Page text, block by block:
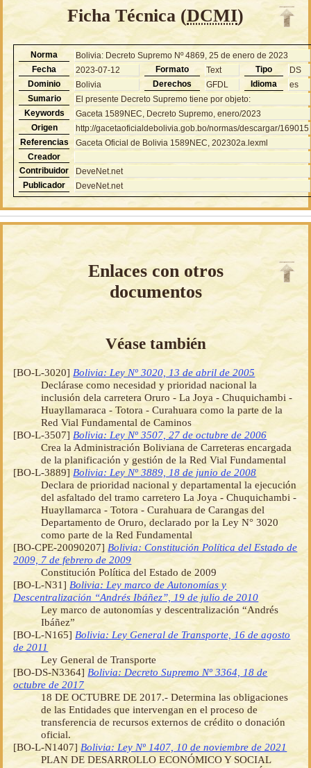
Ficha Técnica (DCMI)
Norma
Bolivia: Decreto Supremo Nº 4869, 25 de enero de 2023
Fecha
2023-07-12 Formato Text Tipo
DS
Dominio
Bolivia Derechos GFDL Idioma
es
Sumario
El presente Decreto Supremo tiene por objeto:
Keywords
Gaceta 1589NEC, Decreto Supremo, enero/2023
Origen
http://gacetaoficialdebolivia.gob.bo/normas/descargar/169015
Referencias
Gaceta Oficial de Bolivia 1589NEC, 202302a.lexml
Creador
Contribuidor
DeveNet.net
Publicador
DeveNet.net
Enlaces con otros
documentos
Véase también
[BO-L-3020] Bolivia: Ley Nº 3020, 13 de abril de 2005
Declárase como necesidad y prioridad nacional la
inclusión dela carretera Oruro - La Joya - Chuquichambi -
Huayllamaraca - Totora - Curahuara como la parte de la
Red Vial Fundamental de Caminos
[BO-L-3507] Bolivia: Ley Nº 3507, 27 de octubre de 2006
Crea la Administración Boliviana de Carreteras encargada
de la planificación y gestión de la Red Vial Fundamental
[BO-L-3889] Bolivia: Ley Nº 3889, 18 de junio de 2008
Declara de prioridad nacional y departamental la ejecución
del asfaltado del tramo carretero La Joya - Chuquichambi -
Huayllamarca - Totora - Curahuara de Carangas del
Departamento de Oruro, declarado por la Ley N° 3020
como parte de la Red Fundamental
[BO-CPE-20090207] Bolivia: Constitución Política del Estado de
2009, 7 de febrero de 2009
Constitución Política del Estado de 2009
[BO-L-N31] Bolivia: Ley marco de Autonomías y
Descentralización “Andrés Ibáñez”, 19 de julio de 2010
Ley marco de autonomías y descentralización “Andrés
Ibáñez”
[BO-L-N165] Bolivia: Ley General de Transporte, 16 de agosto
de 2011
Ley General de Transporte
[BO-DS-N3364] Bolivia: Decreto Supremo Nº 3364, 18 de
octubre de 2017
18 DE OCTUBRE DE 2017.- Determina las obligaciones
de las Entidades que intervengan en el proceso de
transferencia de recursos externos de crédito o donación
oficial.
[BO-L-N1407] Bolivia: Ley Nº 1407, 10 de noviembre de 2021
PLAN DE DESARROLLO ECONÓMICO Y SOCIAL